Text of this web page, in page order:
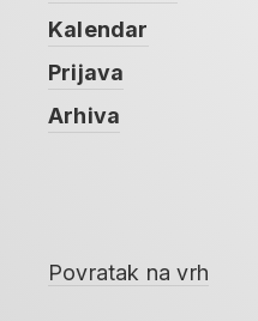
Kalendar
Prijava
Arhiva
Povratak na vrh